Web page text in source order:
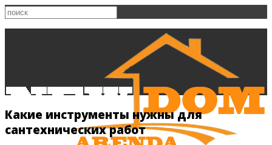
Какие инструменты нужны для
сантехнических работ